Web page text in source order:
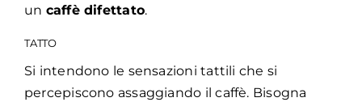
un caffè difettato.
TATTO
Si intendono le sensazioni tattili che si
percepiscono assaggiando il caffè. Bisogna